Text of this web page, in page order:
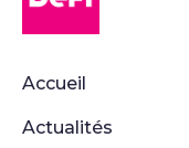
Accueil
Actualités